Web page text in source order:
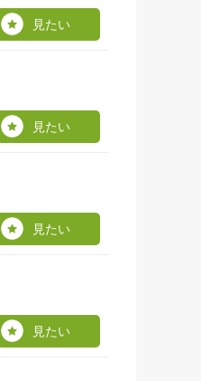
見たい
見たい
見たい
見たい